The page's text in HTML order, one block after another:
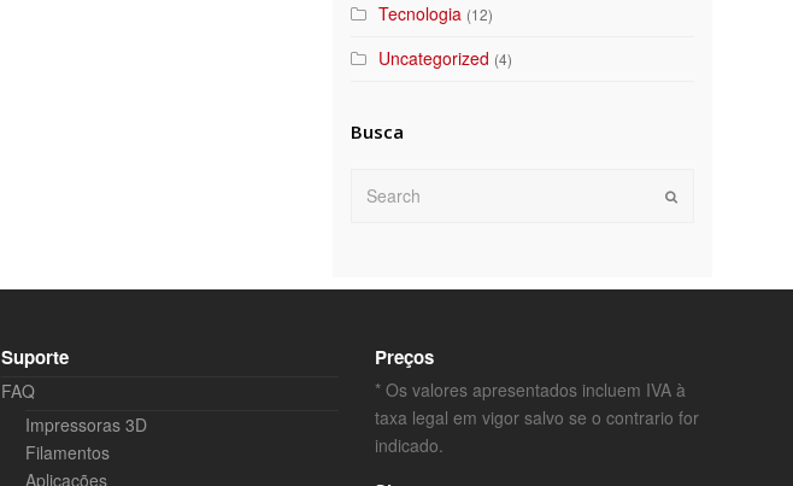
Tecnologia (12)
Uncategorized (4)
Busca
Submit
Suporte
FAQ
Impressoras 3D
Filamentos
Aplicações
Preços
* Os valores apresentados incluem IVA à
taxa legal em vigor salvo se o contrario for
indicado.